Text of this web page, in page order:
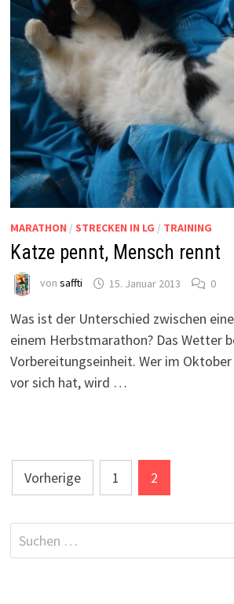
MARATHON / STRECKEN IN LG / TRAINING
Katze pennt, Mensch rennt
von saffti 15. Januar 2013 0
Was ist der Unterschied zwischen
einem Herbstmarathon? Das Wetter
Vorbereitungseinheit. Wer im
vor sich hat, wird …
Seitennummerierung
der
Beiträge
Vorherige 1 2
Suchen
nach: